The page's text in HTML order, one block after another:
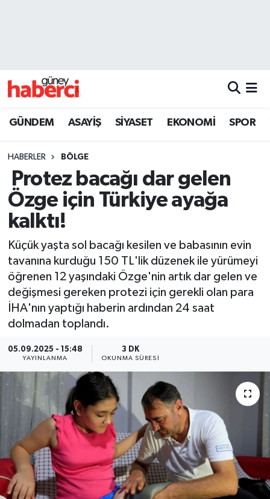
GÜNDEM ASAYİŞ SİYASET EKONOMİ SPOR
HABERLER BÖLGE
Protez bacağı dar gelen
Özge için Türkiye ayağa
kalktı!
Küçük yaşta sol bacağı kesilen ve babasının evin
tavanına kurduğu 150 TL'lik düzenek ile yürümeyi
öğrenen 12 yaşındaki Özge'nin artık dar gelen ve
değişmesi gereken protezi için gerekli olan para
İHA'nın yaptığı haberin ardından 24 saat
dolmadan toplandı.
05.09.2025 - 15:48
YAYINLANMA
3 DK
OKUNMA SÜRESI
Beyoğlu Trafik Yoğunluk Haritası
Son Dakika Haberleri
Haber Arşivi